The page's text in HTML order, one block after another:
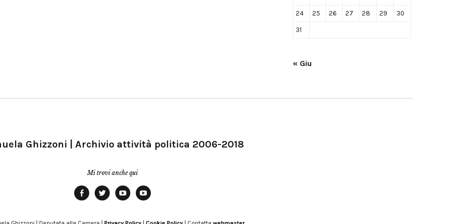
24 25 26 27 28 29 30
31
« Giu
Ghizzoni | Archivio attività politica 2006-2018
Mi trovi anche qui
Modena